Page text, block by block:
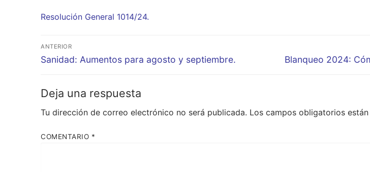
Resolución General 1014/24.
Navegación
de
ANTERIOR
Entrada
Sanidad: Aumentos para agosto y septiembre.
Entrada
Blanqueo 2024:
Deja una respuesta
Tu dirección de correo electrónico no será publicada. Los campos obligatorios
COMENTARIO *